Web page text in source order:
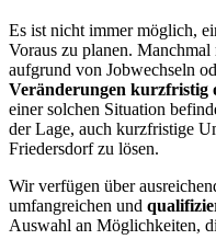
Es ist nicht immer möglich,
Voraus zu planen.
aufgrund von Jobwechseln
Veränderungen kurzfristig
einer solchen Situation
der Lage, auch kurzfristige
Friedersdorf zu lösen.
Wir verfügen über
umfangreichen und
Auswahl an Möglichkeiten,